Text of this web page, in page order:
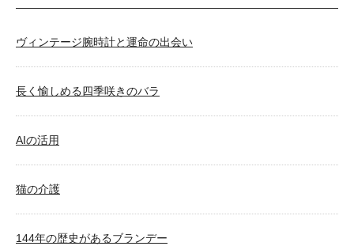
ヴィンテージ腕時計と運命の出会い
長く愉しめる四季咲きのバラ
AIの活用
猫の介護
144年の歴史があるブランデー